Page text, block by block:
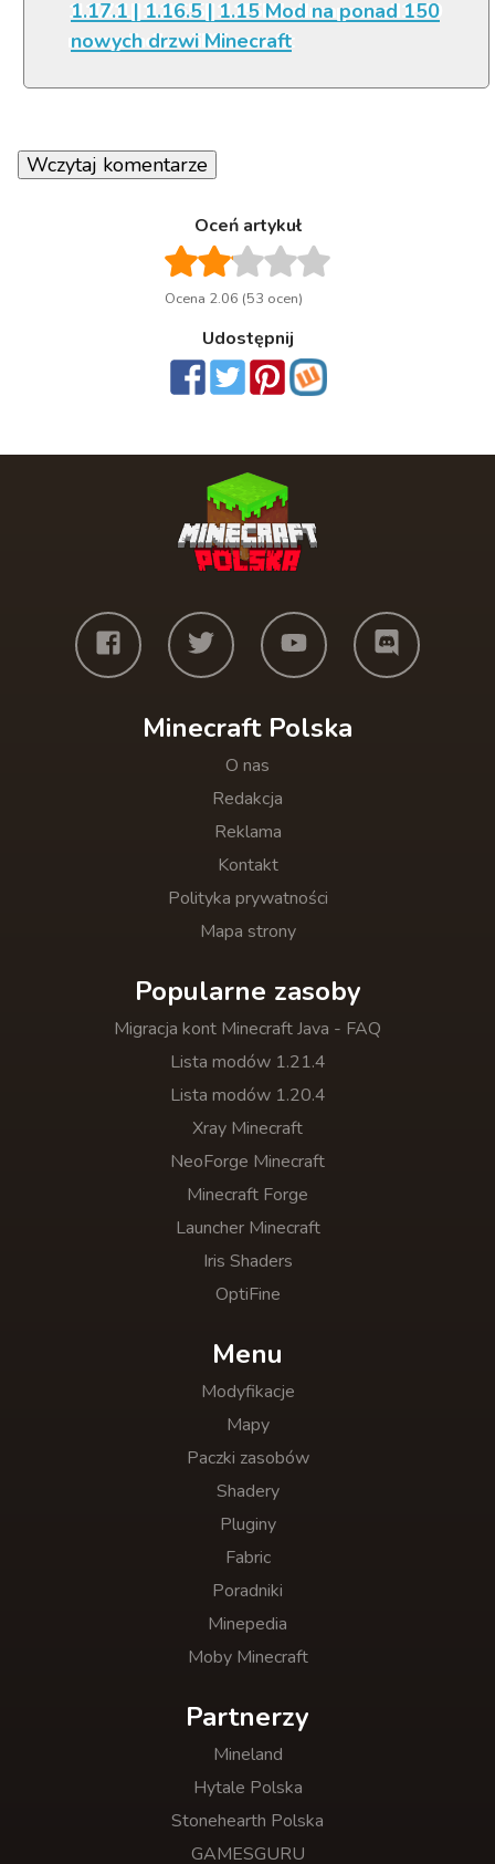
1.17.1 | 1.16.5 | 1.15 Mod na ponad 150
nowych drzwi Minecraft
Wczytaj komentarze
Oceń artykuł
Ocena 2.06 (53 ocen)
Udostępnij
Minecraft Polska
O nas
Redakcja
Reklama
Kontakt
Polityka prywatności
Mapa strony
Popularne zasoby
Migracja kont Minecraft Java - FAQ
Lista modów 1.21.4
Lista modów 1.20.4
Xray Minecraft
NeoForge Minecraft
Minecraft Forge
Launcher Minecraft
Iris Shaders
OptiFine
Menu
Modyfikacje
Mapy
Paczki zasobów
Shadery
Pluginy
Fabric
Poradniki
Minepedia
Moby Minecraft
Partnerzy
Mineland
Hytale Polska
Stonehearth Polska
GAMESGURU